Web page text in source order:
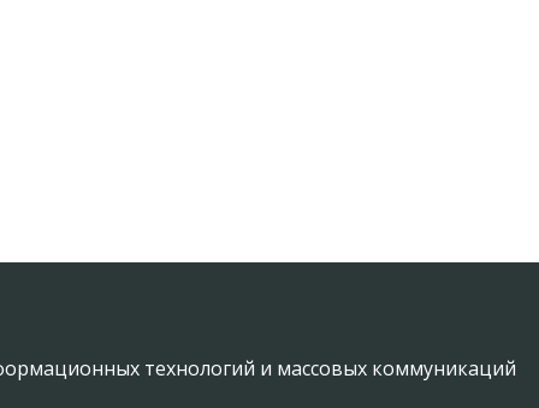
технологий и массовых коммуникаций